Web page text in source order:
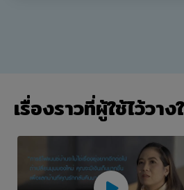
เรื่องราวที่ผู้ใช้ไว้วา